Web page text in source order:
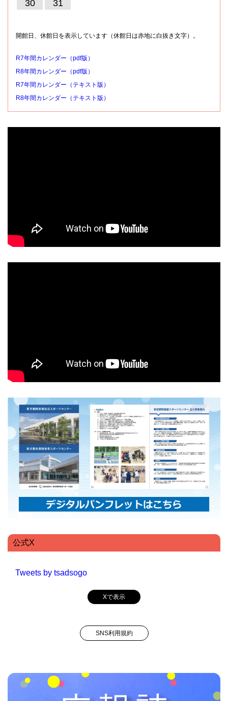
30
31
開館日、休館日を表示しています（休館日は赤地に白抜き文字）。
R7年間カレンダー（pdf版）
R8年間カレンダー（pdf版）
R7年間カレンダー（テキスト版）
R8年間カレンダー（テキスト版）
公式X
Tweets by tsadsogo
Xで表示
SNS利用規約